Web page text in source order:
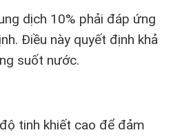
dịch 10% phải đáp ứng
Điều này quyết định khả
suốt nước.
tinh khiết cao để đảm